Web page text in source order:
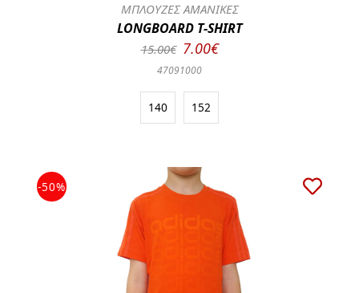
ΜΠΛΟΥΖΕΣ ΑΜΑΝΙΚΕΣ
LONGBOARD T-SHIRT
15.00€ 7.00€
47091000
140 152
-50%